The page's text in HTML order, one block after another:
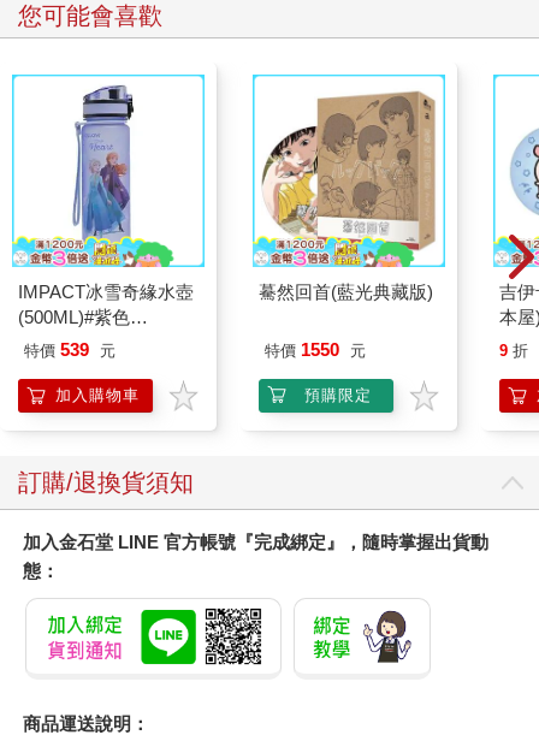
您可能會喜歡
IMPACT冰雪奇緣水壺
(500ML)#紫色
IMDSB01PL
特價 539 元
加入購物車
驀然回首(藍光典藏版)
特價 1550 元
預購限定
吉
本屋
9 折
訂購/退換貨須知
加入金石堂 LINE 官方帳號『完成綁定』，隨時掌握出貨動
態：
商品運送說明：